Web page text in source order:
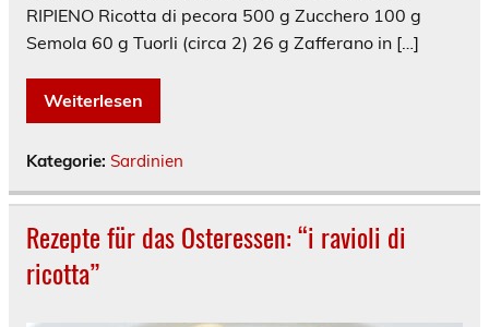
RIPIENO Ricotta di pecora 500 g Zucchero 100 g
Semola 60 g Tuorli (circa 2) 26 g Zafferano in […]
Weiterlesen
Kategorie: Sardinien
Rezepte für das Osteressen: “i ravioli di
ricotta”